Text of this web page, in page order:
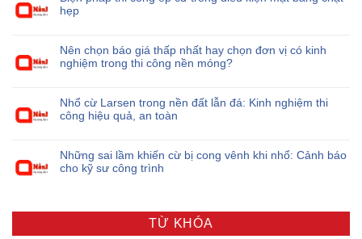
hẹp
Nên chọn báo giá thấp nhất hay chọn đơn vị có kinh
nghiệm trong thi công nền móng?
Nhổ cừ Larsen trong nền đất lẫn đá: Kinh nghiệm thi
công hiệu quả, an toàn
Những sai lầm khiến cừ bị cong vênh khi nhổ: Cảnh báo
cho kỹ sư công trình
TỪ KHÓA